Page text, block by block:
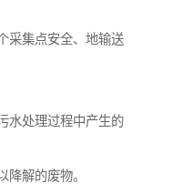
采集点安全、地输送
水处理过程中产生的
解的废物。